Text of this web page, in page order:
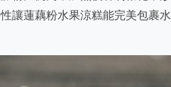
讓蓮藕粉水果涼糕能完美包裹水